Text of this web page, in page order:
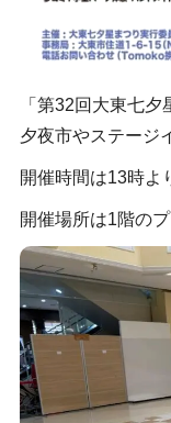
「第32回大東七
夕夜市やステージ
開催時間は13時よ
開催場所は1階の